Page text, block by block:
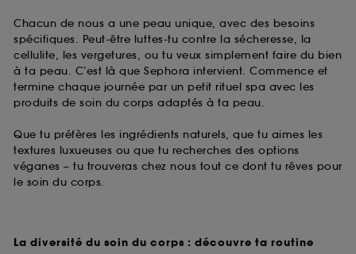
Chacun de nous a une peau unique, avec des besoins
spécifiques. Peut-être luttes-tu contre la sécheresse, la
cellulite, les vergetures, ou tu veux simplement faire du bien
à ta peau. C’est là que Sephora intervient. Commence et
termine chaque journée par un petit rituel spa avec les
produits de soin du corps adaptés à ta peau.
Que tu préfères les ingrédients naturels, que tu aimes les
textures luxueuses ou que tu recherches des options
véganes – tu trouveras chez nous tout ce dont tu rêves pour
le soin du corps.
La diversité du soin du corps : découvre ta routine